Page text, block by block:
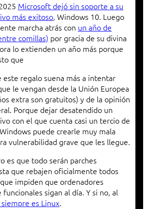
Microsoft dejó sin soporte a su
más exitoso, Windows 10. Luego
marcha atrás con un año de
comillas) por gracia de su divina
lo extienden un año más porque
que
este regalo suena más a intentar
le vengan desde la Unión Europea
extra son gratuitos) y de la opinión
Porque dejar desatendido un
con el que cuenta casi un tercio de
puede crearle muy mala
vulnerabilidad grave que les llegue.
es que todo serán parches
que rebajen oficialmente todos
impiden que ordenadores
sigan al día. Y si no, al
es Linux.